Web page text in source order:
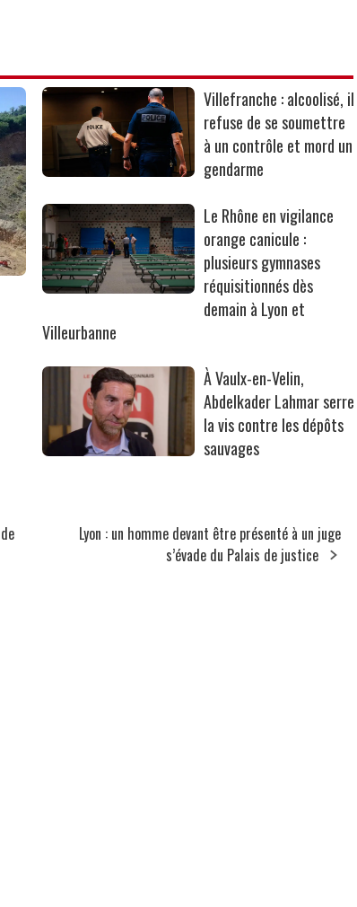
Villefranche : alcoolisé, il
refuse de se soumettre
à un contrôle et mord un
gendarme
Le Rhône en vigilance
orange canicule :
plusieurs gymnases
réquisitionnés dès
demain à Lyon et
Villeurbanne
À Vaulx-en-Velin,
Abdelkader Lahmar serre
la vis contre les dépôts
sauvages
Lyon : un homme devant être présenté à un juge
s’évade du Palais de justice